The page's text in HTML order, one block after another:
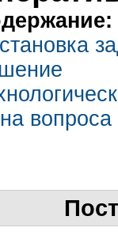
вопроса